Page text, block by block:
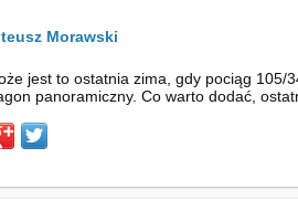
Morawski
jest to ostatnia zima, gdy pociąg 105/
panoramiczny. Co warto dodać,